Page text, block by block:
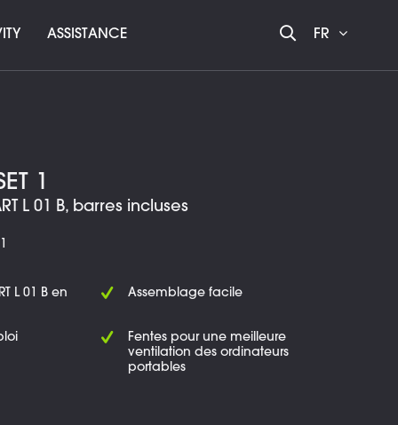
ASSISTANCE FR
1
L 01 B, barres incluses
L 01 B en Assemblage facile
Fentes pour une meilleure
ventilation des ordinateurs
portables